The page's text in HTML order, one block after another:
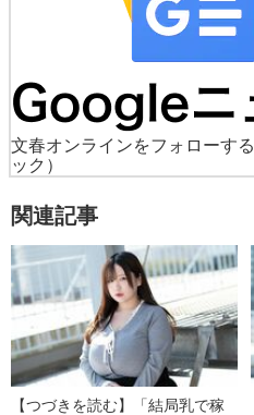
文春オンラインをフォローする
ック）
関連記事
【つづきを読む】「結局乳で稼